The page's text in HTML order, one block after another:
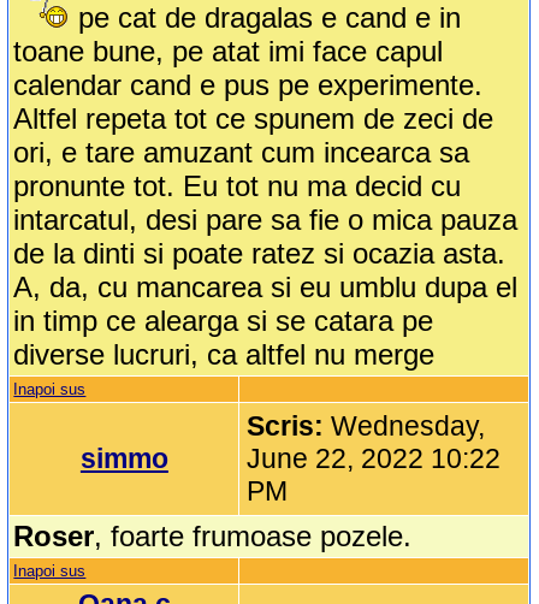
pe cat de dragalas e cand e in
toane bune, pe atat imi face capul
calendar cand e pus pe experimente.
Altfel repeta tot ce spunem de zeci de
ori, e tare amuzant cum incearca sa
pronunte tot. Eu tot nu ma decid cu
intarcatul, desi pare sa fie o mica pauza
de la dinti si poate ratez si ocazia asta.
A, da, cu mancarea si eu umblu dupa el
in timp ce alearga si se catara pe
diverse lucruri, ca altfel nu merge
Inapoi sus
simmo
Scris:Wednesday,
June 22, 2022 10:22
PM
Roser, foarte frumoase pozele.
Inapoi sus